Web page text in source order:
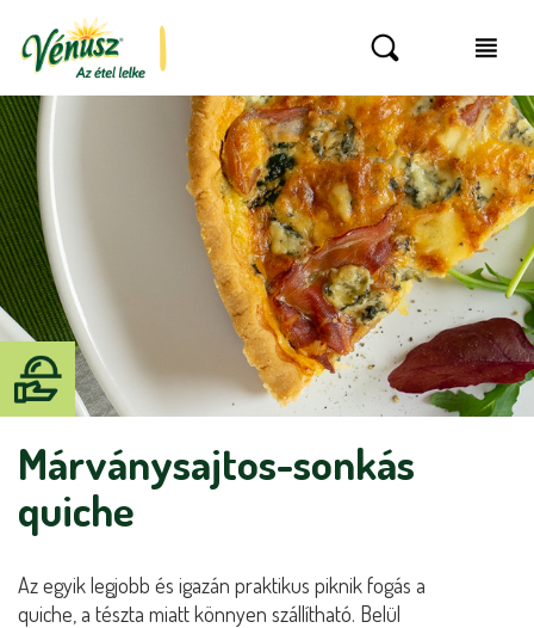
Márványsajtos-sonkás
quiche
Az egyik legjobb és igazán praktikus piknik fogás a
quiche, a tészta miatt könnyen szállítható. Belül